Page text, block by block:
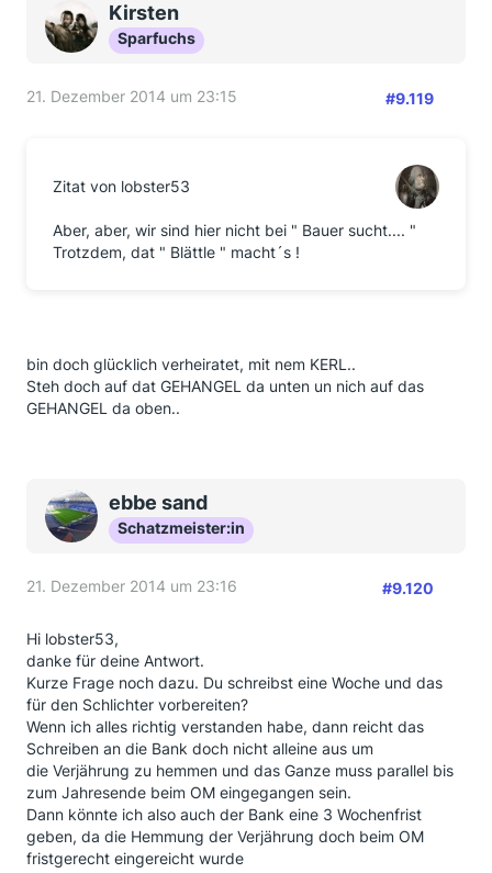
Kirsten
Sparfuchs
21. Dezember 2014 um 23:15 #9.119
Zitat von lobster53
Aber, aber, wir sind hier nicht bei " Bauer sucht.... "
Trotzdem, dat " Blättle " macht´s !
bin doch glücklich verheiratet, mit nem KERL..
Steh doch auf dat GEHANGEL da unten un nich auf das
GEHANGEL da oben..
ebbe sand
Schatzmeister:in
21. Dezember 2014 um 23:16 #9.120
Hi lobster53,
danke für deine Antwort.
Kurze Frage noch dazu. Du schreibst eine Woche und das
für den Schlichter vorbereiten?
Wenn ich alles richtig verstanden habe, dann reicht das
Schreiben an die Bank doch nicht alleine aus um
die Verjährung zu hemmen und das Ganze muss parallel bis
zum Jahresende beim OM eingegangen sein.
Dann könnte ich also auch der Bank eine 3 Wochenfrist
geben, da die Hemmung der Verjährung doch beim OM
fristgerecht eingereicht wurde